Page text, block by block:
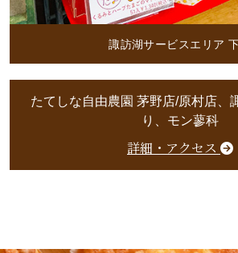
諏訪湖サービスエリア
たてしな自由農園 茅野店/原村店、
り、モン蓼科
詳細・アクセス